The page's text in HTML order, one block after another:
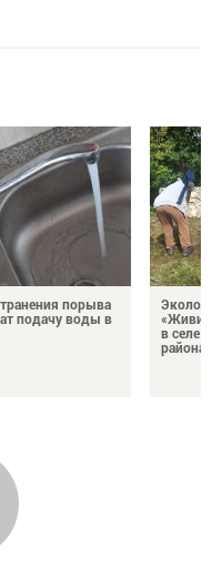
порыва
подачу воды в
«Живи,
в селе
района